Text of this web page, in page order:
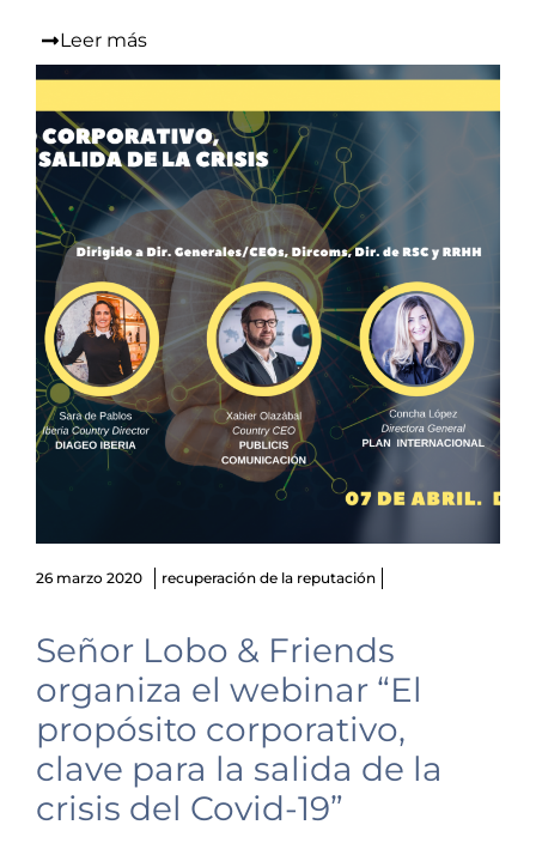
Leer más
26 marzo 2020 recuperación de la reputación
Señor Lobo & Friends
organiza el webinar “El
propósito corporativo,
clave para la salida de la
crisis del Covid-19”